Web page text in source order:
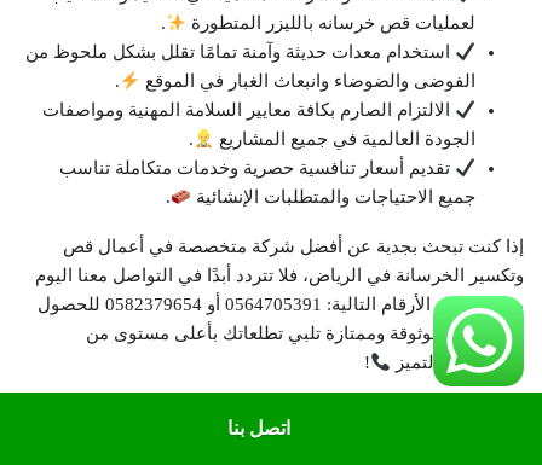
لعمليات قص خرسانه بالليزر المتطورة
.
استخدام معدات حديثة وآمنة تمامًا تقلل بشكل ملحوظ من
الفوضى والضوضاء وانبعاث الغبار في الموقع
.
الالتزام الصارم بكافة معايير السلامة المهنية ومواصفات
الجودة العالمية في جميع المشاريع
.
تقديم أسعار تنافسية حصرية وخدمات متكاملة تناسب
جميع الاحتياجات والمتطلبات الإنشائية
.
إذا كنت تبحث بجدية عن أفضل شركة متخصصة في أعمال قص
وتكسير الخرسانة في الرياض، فلا تتردد أبدًا في التواصل معنا اليوم
مباشرة عبر الأرقام التالية: 0564705391 أو 0582379654 للحصول
على خدمة موثوقة وممتازة تلبي تطلعاتك بأعلى مستوى من
الاحترافية والتميز
!
Twitter
اتصل بنا